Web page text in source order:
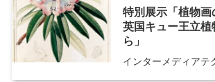
特別展示「植物画
英国キュー王立植
ら」
インターメディアテ